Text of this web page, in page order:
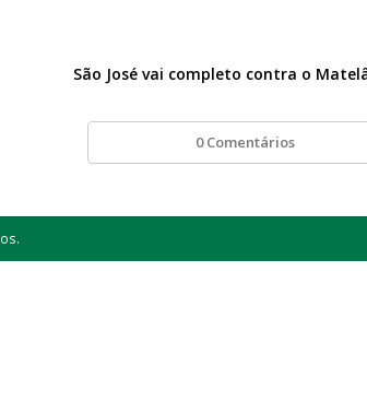
São José vai completo contra o
0 Comentários